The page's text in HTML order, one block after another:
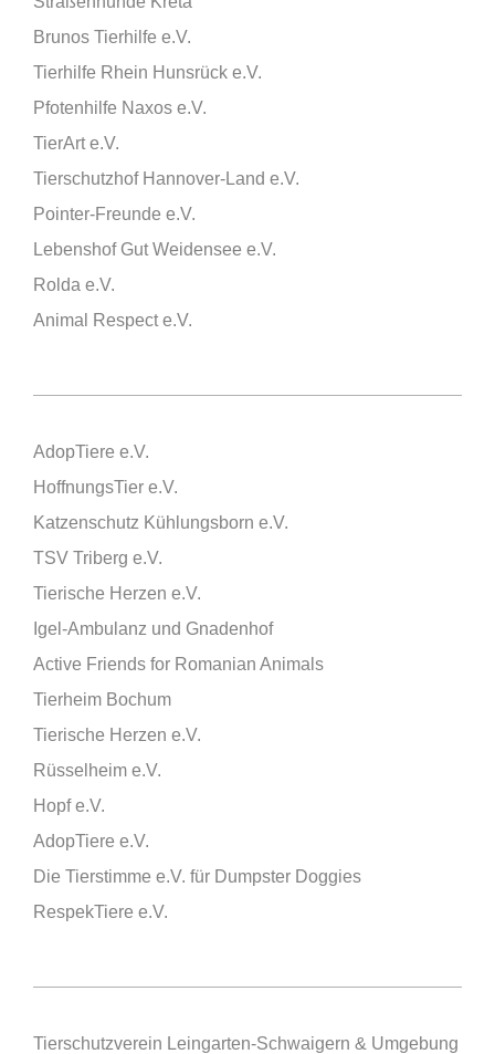
Brunos Tierhilfe e.V.
Tierhilfe Rhein Hunsrück e.V.
Pfotenhilfe Naxos e.V.
TierArt e.V.
Tierschutzhof Hannover-Land e.V.
Pointer-Freunde e.V.
Lebenshof Gut Weidensee e.V.
Rolda e.V.
Animal Respect e.V.
AdopTiere e.V.
HoffnungsTier e.V.
Katzenschutz Kühlungsborn e.V.
TSV Triberg e.V.
Tierische Herzen e.V.
Igel-Ambulanz und Gnadenhof
Active Friends for Romanian Animals
Tierheim Bochum
Tierische Herzen e.V.
Rüsselheim e.V.
Hopf e.V.
AdopTiere e.V.
Die Tierstimme e.V. für Dumpster Doggies
RespekTiere e.V.
Tierschutzverein Leingarten-Schwaigern & Umgebung